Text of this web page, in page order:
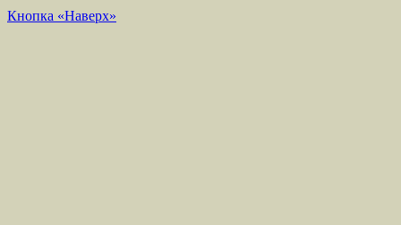
Кнопка «Наверх»